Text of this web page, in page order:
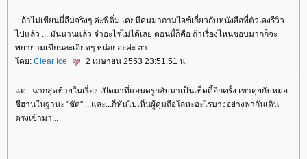
...ถ้าไม่เขียนนี่ลืมจริงๆ ค่ะพี่ติ่ม เคยมีคนมาถามไอซ์เกี่ยวกับหนังสือที่ตัวเองรีวิว
ไปแล้ว ... มันนานแล้ว จำอะไรไม่ได้เลย ตอนนี้ก็คือ ถ้าเรื่องไหนชอบมากก็จะ
พยายามเขียนละเอียดๆ หน่อยอะค่ะ ฮา
ดย: Clear Ice 2 เมษายน 2553 23:51:51 น.
ต่...ฉากสุดท้ายในเรื่อง เปิดมาที่แอนดรูกลับมาเป็นเท็ดดี้อีกครั้ง เขาคุยกับหมอ
ชีฮานในฐานะ "ชัค" ...และ...ก็หันไปเห็นผู้คุมถือโลหะอะไรบางอย่างพากันเดิน
ตรงเข้ามา...